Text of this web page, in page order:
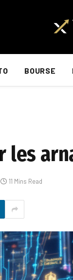
BOURSE
11 Mins Read